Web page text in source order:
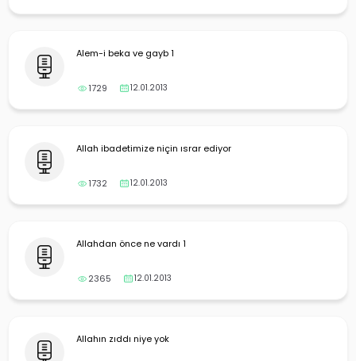
Alem-i beka ve gayb 1
1729 12.01.2013
Allah ibadetimize niçin ısrar ediyor
1732 12.01.2013
Allahdan önce ne vardı 1
2365 12.01.2013
Allahın zıddı niye yok